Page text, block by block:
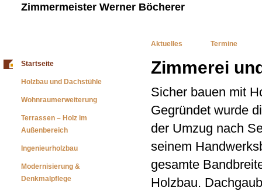
Zimmermeister Werner Böcherer
Startseite
Holzbau und Dachstühle
Wohnraumerweiterung
Terrassen – Holz im
Außenbereich
Ingenieurholzbau
Modernisierung &
Denkmalpflege
Aktuelles Termine
Zimmerei
Sicher bauen mit
Gegründet wurde
der Umzug nach
seinem
gesamte
Holzbau.